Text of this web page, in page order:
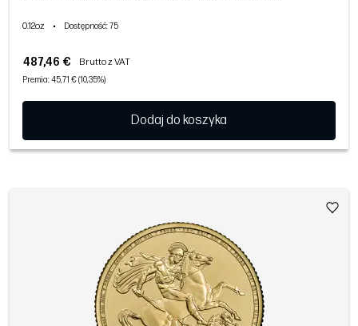
0.12oz • Dostępność: 75
487,46 € Brutto z VAT
Premia: 45,71 € (10,35%)
Dodaj do koszyka